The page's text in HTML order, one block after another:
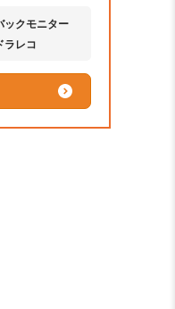
ックモニター
ラレコ